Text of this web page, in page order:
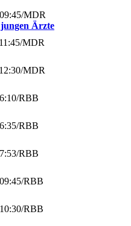
/MDR
Ärzte
/MDR
/MDR
/RBB
/RBB
/RBB
/RBB
/RBB